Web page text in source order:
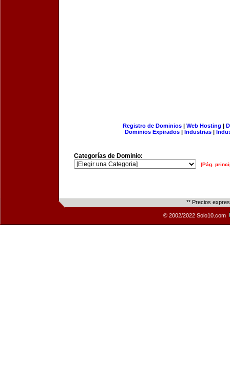
Registro de Dominios| Web Hosting |
Dominios Expirados | Industrias |
Categorías de Dominio:
[Pág.
** Precios
© 2002/2022 Solo10.com